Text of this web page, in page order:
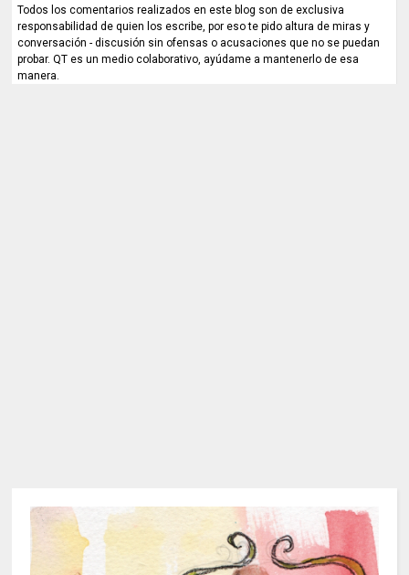
Todos los comentarios realizados en este blog son de exclusiva
responsabilidad de quien los escribe, por eso te pido altura de miras y
conversación - discusión sin ofensas o acusaciones que no se puedan
probar. QT es un medio colaborativo, ayúdame a mantenerlo de esa
manera.